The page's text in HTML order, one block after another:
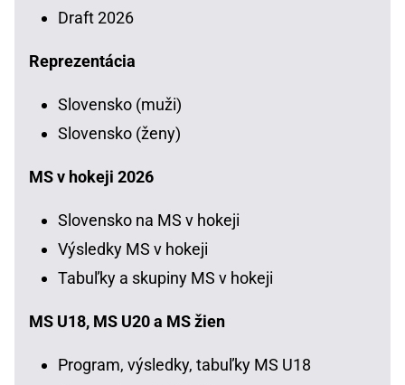
Draft 2026
Reprezentácia
Slovensko (muži)
Slovensko (ženy)
MS v hokeji 2026
Slovensko na MS v hokeji
Výsledky MS v hokeji
Tabuľky a skupiny MS v hokeji
MS U18, MS U20 a MS žien
Program, výsledky, tabuľky MS U18